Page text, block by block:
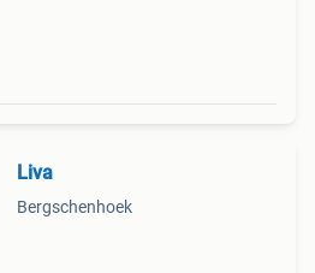
Liva
Bergschenhoek